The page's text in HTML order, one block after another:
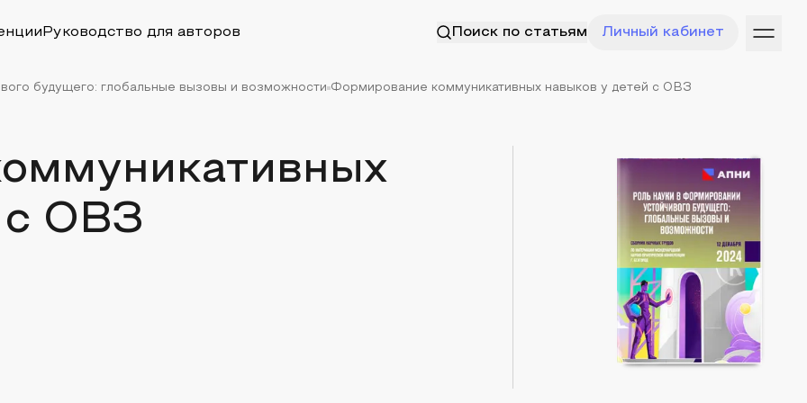
Руководство для авторов Поиск по статьям Личный кабинет
будущего: глобальные вызовы и возможности Формирование коммуникативных навыков у детей с ОВЗ
с ОВЗ